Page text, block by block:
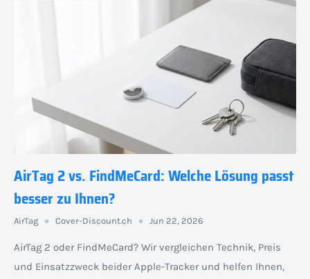
AirTag 2 vs. FindMeCard: Welche Lösung passt
besser zu Ihnen?
AirTag Cover-Discount.ch Jun 22, 2026
AirTag 2 oder FindMeCard? Wir vergleichen Technik, Preis
und Einsatzzweck beider Apple-Tracker und helfen Ihnen,